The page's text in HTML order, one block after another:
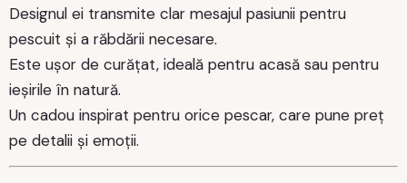
Designul ei transmite clar mesajul pasiunii pentru
pescuit și a răbdării necesare.
Este ușor de curățat, ideală pentru acasă sau pentru
ieșirile în natură.
Un cadou inspirat pentru orice pescar, care pune preț
pe detalii și emoții.